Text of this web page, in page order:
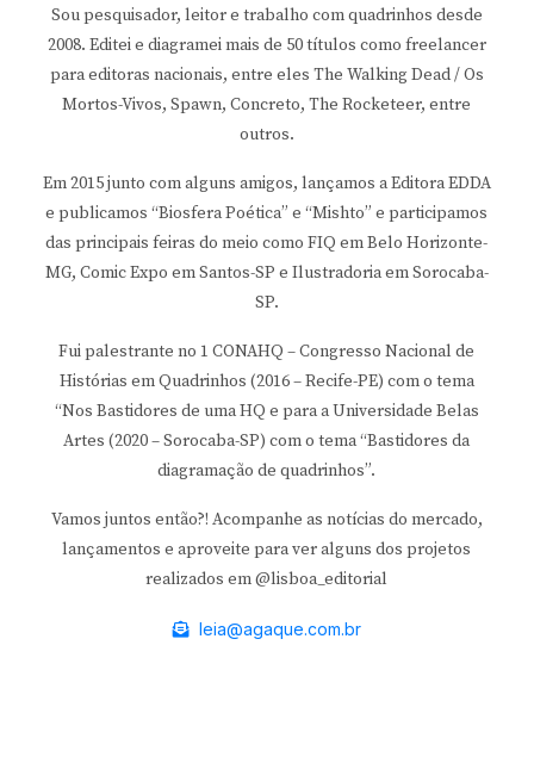
Sou pesquisador, leitor e trabalho com quadrinhos desde
2008. Editei e diagramei mais de 50 títulos como freelancer
para editoras nacionais, entre eles The Walking Dead / Os
Mortos-Vivos, Spawn, Concreto, The Rocketeer, entre
outros.
Em 2015 junto com alguns amigos, lançamos a Editora EDDA
e publicamos “Biosfera Poética” e “Mishto” e participamos
das principais feiras do meio como FIQ em Belo Horizonte-
MG, Comic Expo em Santos-SP e Ilustradoria em Sorocaba-
SP.
Fui palestrante no 1 CONAHQ – Congresso Nacional de
Histórias em Quadrinhos (2016 – Recife-PE) com o tema
“Nos Bastidores de uma HQ e para a Universidade Belas
Artes (2020 – Sorocaba-SP) com o tema “Bastidores da
diagramação de quadrinhos”.
Vamos juntos então?! Acompanhe as notícias do mercado,
lançamentos e aproveite para ver alguns dos projetos
realizados em @lisboa_editorial
leia@agaque.com.br